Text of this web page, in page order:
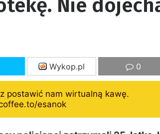
Nie
Wykop.pl 0
postawić nam wirtualną kawę.
esanok